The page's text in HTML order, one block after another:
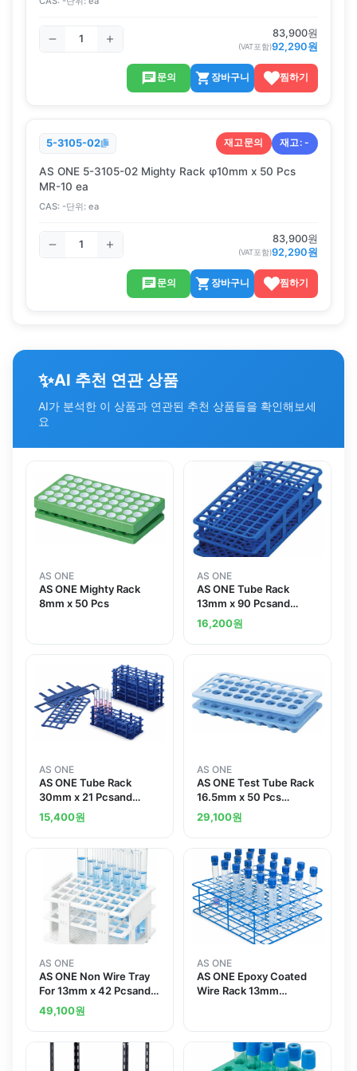
83,900원
(VAT포함)92,290원
문의 장바구니 찜하기
5-3105-02 재고문의 재고:-
AS ONE 5-3105-02 Mighty Rack φ10mm x 50 Pcs
MR-10 ea
CAS: -단위: ea
83,900원
(VAT포함)92,290원
문의 장바구니 찜하기
✨AI 추천 연관 상품
AI가 분석한 이 상품과 연관된 추천 상품들을 확인해보세
요
AS ONE
AS ONE Mighty Rack
8mm x 50 Pcs
AS ONE
AS ONE Tube Rack
13mm x 90 Pcsand
others
16,200원
AS ONE
AS ONE Tube Rack
30mm x 21 Pcsand
others
15,400원
AS ONE
AS ONE Test Tube Rack
16.5mm x 50 Pcs
Blueand others
29,100원
AS ONE
AS ONE Non Wire Tray
For 13mm x 42 Pcsand
others
49,100원
AS ONE
AS ONE Epoxy Coated
Wire Rack 13mm